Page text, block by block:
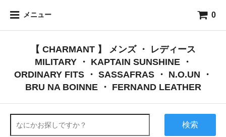
メニュー 0
【 CHARMANT 】 メンズ ・ レディース
MILITARY ・ KAPTAIN SUNSHINE ・
ORDINARY FITS ・ SASSAFRAS ・ N.O.UN ・
BRU NA BOINNE ・ FERNAND LEATHER
検索